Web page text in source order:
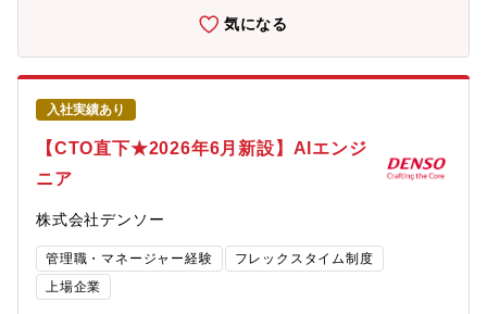
セキュリティシステム課 ―セキュリティマネジメント
課 ★こちらでの配属予定です 情報システム部（大
阪） ―クラウドサービス課 ―東京IT基盤
課 ―ITデバイス管理課 業務システム部 ―
業務システム推進課1課 ―業務システム推進課2
課 ―AX推進課 ―データ活用推進課【ポジショ
ンの魅力】・サービスレベル管理の仕組みに携わることが出来る
サービスレベル対応業務の企画～導入～運用～管理を通じて、サ
ービスレベル管理を強化する仕組みを考案・構築する業務に携わ
プ」を両立同社は創業以来増収増益となっており、安定した財務
基盤でありながら、今後も事業成長のため、投資・体制強化を進
めています。社員数の増加に伴い、情報システム面もタイムリー
に拡大・運用の最適化をしていくことが必要です。そのため、既
います。この取り組みを推進するため、以下のような業務をお任
せいたします。ご本人のご志向やチーム状況を踏まえて、複数業
務に携わっていただく想定です。・サービス企画：この取り組み
は2024年度後半から始まったばかりです。よりよいサービスに育
てていくため、サービス自体の検討およびメニュー開発、価格調
整、体制構築なども行っていただきます。・運用コンサルティン
グ：上記サービスを提供するために、お客様向けに運用コンサル
ティングを実施し、効率的に運用サービスをご提供するための土
台を整えます。・運用保守業務：運用保守チームのマネジメン
行っていただきます。・運用保守の業務／プロセス改善及びサー
ビスへの反映：実際に運用保守を行う中で、必要に応じて生成AI
等の最新技術を用いながら業務やプロセスの改善も実施いただき
ます。また、運用保守業務の中で見えた課題をもとに、新サービ
スの強化に活かしていただくことも期待します。【組織のミッシ
気になる
入社実績あり
【CTO直下★2026年6月新設】AIエンジ
ニア
株式会社デンソー
管理職・マネージャー経験
フレックスタイム制度
上場企業